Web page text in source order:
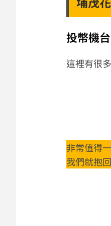
投幣機台
這裡有很
非常值得
我們就抱